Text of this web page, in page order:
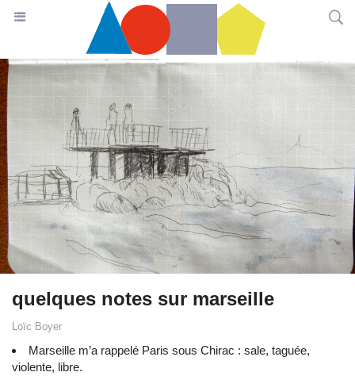
quelques notes sur marseille
Loïc Boyer
Marseille m’a rappelé Paris sous Chirac : sale, taguée,
violente, libre.